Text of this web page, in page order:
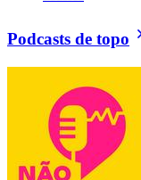
Podcasts de topo